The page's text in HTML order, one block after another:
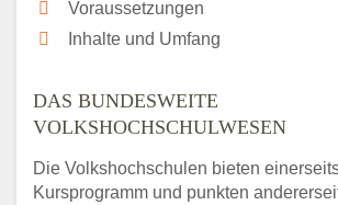
Voraussetzungen
Inhalte und Umfang
DAS BUNDESWEITE
VOLKSHOCHSCHULWESEN
Die Volkshochschulen bieten
Kursprogramm und punkten